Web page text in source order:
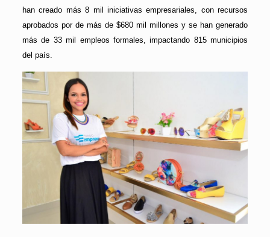
han creado más 8 mil iniciativas empresariales, con recursos
aprobados por de más de $680 mil millones y se han generado
más de 33 mil empleos formales, impactando 815 municipios
del país.